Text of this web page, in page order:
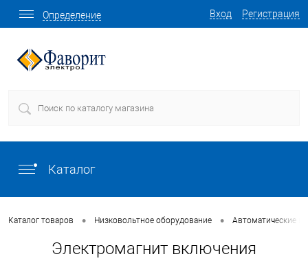
Вход Регистрация
Определение
Каталог
Каталог товаров • Низковольтное оборудование • Автоматические
Электромагнит включения